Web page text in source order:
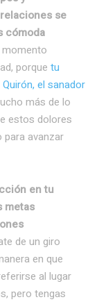
se
cómoda
momento
porque tu
el sanador
más de lo
estos dolores
para avanzar
en tu
metas
de un giro
en que
al lugar
pero tengas